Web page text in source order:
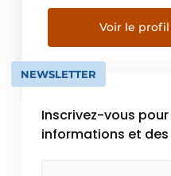
développés par
solution dans les
l’air, de la
refroidissement.
WOLF […]
Voir le
NEWSLETTER
Inscrivez-vous
informations et des